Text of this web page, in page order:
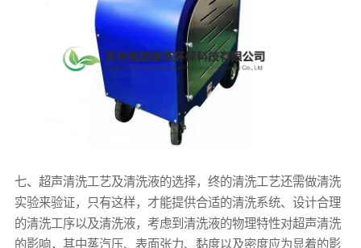
七、超声清洗工艺及清洗液的选择，终的清洗工艺还需做清洗
实验来验证，只有这样，才能提供合适的清洗系统、设计合理
的清洗工序以及清洗液，考虑到清洗液的物理特性对超声清洗
的影响，其中蒸汽压、表面张力、黏度以及密度应为显着的影